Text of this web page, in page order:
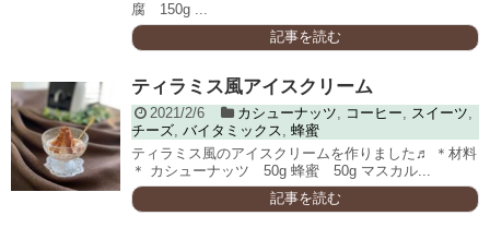
腐 150g ...
記事を読む
ティラミス風アイスクリーム
2021/2/6 カシューナッツ, コーヒー, スイーツ,
チーズ, バイタミックス, 蜂蜜
ティラミス風のアイスクリームを作りました♬ ＊材料
＊ カシューナッツ 50g 蜂蜜 50g マスカル...
記事を読む